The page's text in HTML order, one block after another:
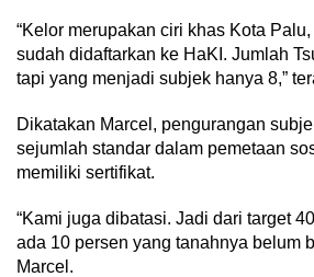
“Kelor merupakan ciri khas Kota
sudah didaftarkan ke HaKI. Jumlah
tapi yang menjadi subjek hanya 8,”
Dikatakan Marcel, pengurangan
sejumlah standar dalam pemetaan
memiliki sertifikat.
“Kami juga dibatasi. Jadi dari target
ada 10 persen yang tanahnya belum
Marcel.